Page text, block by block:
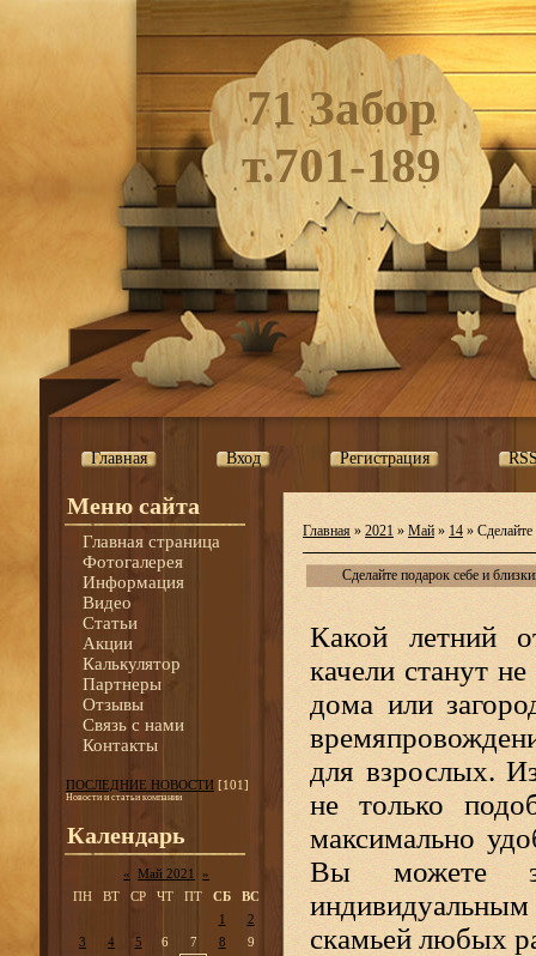
71 Забор
т.701-189
Главная Вход Регистрация
Меню сайта
Главная страница
Фотогалерея
Информация
Видео
Статьи
Акции
Калькулятор
Партнеры
Отзывы
Связь с нами
Контакты
ПОСЛЕДНИЕ НОВОСТИ [101]
Новости и статьи компании
Календарь
« Май 2021
»
ПН
ВТ СР ЧТ ПТ СБ
ВС
1
2
3
4 5 6 7 8
9
Главная » 2021 » Май » 14 »
Сделайте подарок себе и
Какой летний
качели станут
дома или
для взрослых.
не только
максимально
Вы можете
индивидуальным
скамьей любых